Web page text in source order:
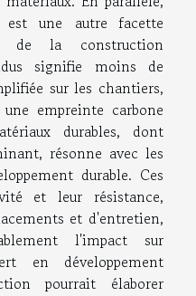
une autre facette
de la construction
signifie moins de
sur les chantiers,
empreinte carbone
durables, dont
résonne avec les
durable. Ces
et leur résistance,
et d'entretien,
l'impact sur
en développement
pourrait élaborer